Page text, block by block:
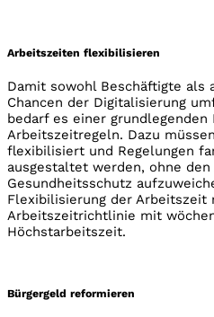
Arbeitszeiten flexibilisieren
Damit sowohl Beschäftigte als
Chancen der Digitalisierung
bedarf es einer
Arbeitszeitregeln. Dazu
flexibilisiert und Regelungen
ausgestaltet werden, ohne
Gesundheitsschutz
Flexibilisierung der Arbeitszeit
Arbeitszeitrichtlinie mit
Höchstarbeitszeit.
Bürgergeld reformieren